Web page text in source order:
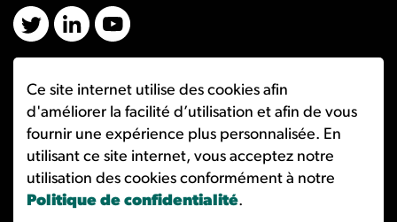
X/TwitterLinkedInYouTube
© 2026 Ombudsman des services bancaires et d'investissement (OSBI)
Made withGovstack
Ce site internet utilise des cookies afin
d'améliorer la facilité d’utilisation et afin de vous
fournir une expérience plus personnalisée. En
utilisant ce site internet, vous acceptez notre
utilisation des cookies conformément à notre
Politique de confidentialité.